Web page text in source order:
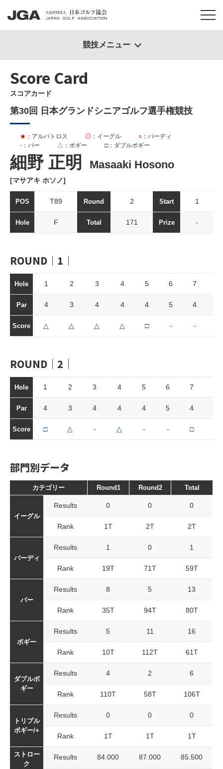
Score Card
スコアカード
第30回 日本グランドシニアゴルフ選手権競技
細野 正明 Masaaki Hosono
[マサアキ ホソノ]
★ ：アルバトロス ◎ ：イーグル ○ ：バーディ
- ：パー △ ：ボギー □：ダブルボギー
POS T89 Round 2 Start 1
Hole F Total 171 Prize -
ROUND｜1｜
Hole 1 2 3 4 5 6 7
Par 4 3 4 4 4 5 4
Score △ △ △ △ □ - -
ROUND｜2｜
Hole 1 2 3 4 5 6 7
Par 4 3 4 4 4 5 4
Score □ △ - △ - - □
部門別データ
カテゴリー Round1 Round2 Total
イーグル
Results 0 0 0
Rank 1T 2T 2T
バーディ
Results 1 0 1
Rank 19T 71T 59T
パー
Results 8 5 13
Rank 35T 94T 80T
ボギー
Results 5 11 16
Rank 10T 112T 61T
ダブルボ
ギー
Results 4 2 6
Rank 110T 58T 106T
トリプル
ボギー/+
Results 0 0 0
Rank 1T 1T 1T
ストロー
ク
Results 84.000 87.000 85.500
競技メニュー